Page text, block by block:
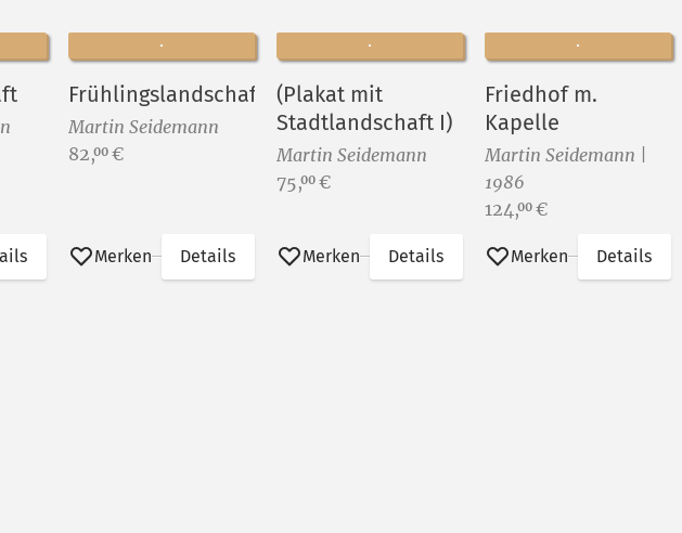
Frühlingslandschaft
Martin Seidemann
Preis:
82,00 €
Merken Details
(Plakat mit
Stadtlandschaft I)
Martin Seidemann
Preis:
75,00 €
Merken Details
Friedhof m.
Kapelle
Martin Seidemann |
1986
Preis:
124,00 €
Merken Details